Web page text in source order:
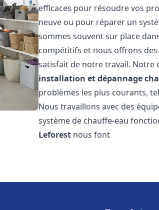
efficaces pour résoudre vos
neuve ou pour réparer un
sommes souvent sur place
compétitifs et nous offrons
satisfait de notre travail. Notre
installation et dépannage
problèmes les plus courants,
Nous travaillons avec des
système de chauffe-eau
Leforest nous font